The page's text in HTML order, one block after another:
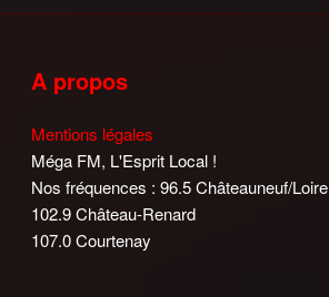
A propos
Mentions légales
Méga FM, L'Esprit Local !
Nos fréquences : 96.5 Châteauneuf/Loire
102.9 Château-Renard
107.0 Courtenay